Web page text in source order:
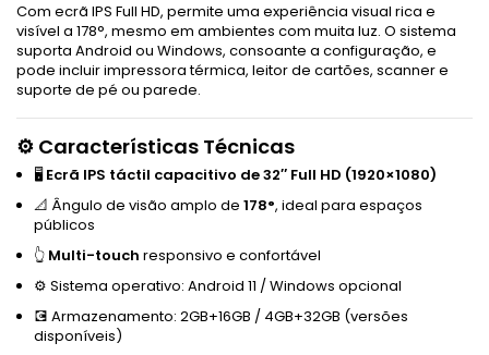
Com ecrã IPS Full HD, permite uma experiência visual rica e
visível a 178°, mesmo em ambientes com muita luz. O sistema
suporta Android ou Windows, consoante a configuração, e
pode incluir impressora térmica, leitor de cartões, scanner e
suporte de pé ou parede.
⚙️ Características Técnicas
🖥️Ecrã IPS táctil capacitivo de 32″ Full HD (1920×1080)
📐 Ângulo de visão amplo de 178°, ideal para espaços
públicos
👆 Multi-touch responsivo e confortável
⚙️ Sistema operativo: Android 11 / Windows opcional
💽 Armazenamento: 2GB+16GB / 4GB+32GB (versões
disponíveis)